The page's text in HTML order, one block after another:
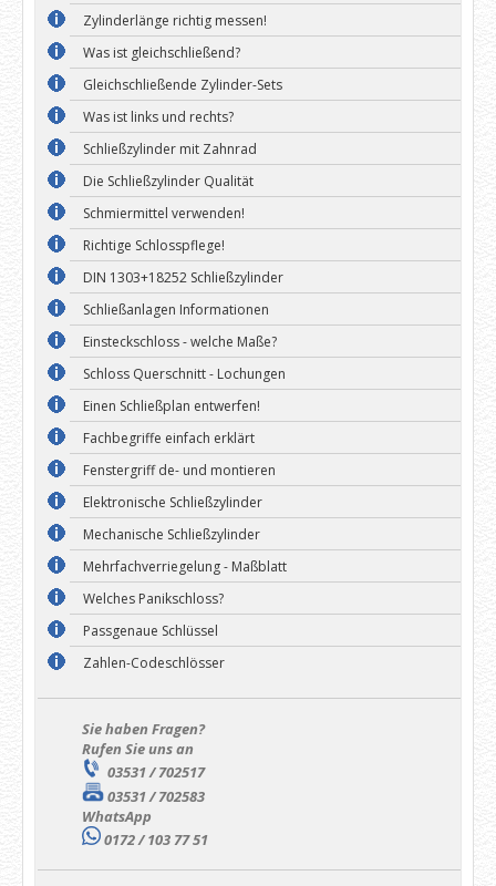
Zylinderlänge richtig messen!
Was ist gleichschließend?
Gleichschließende Zylinder-Sets
Was ist links und rechts?
Schließzylinder mit Zahnrad
Die Schließzylinder Qualität
Schmiermittel verwenden!
Richtige Schlosspflege!
DIN 1303+18252 Schließzylinder
Schließanlagen Informationen
Einsteckschloss - welche Maße?
Schloss Querschnitt - Lochungen
Einen Schließplan entwerfen!
Fachbegriffe einfach erklärt
Fenstergriff de- und montieren
Elektronische Schließzylinder
Mechanische Schließzylinder
Mehrfachverriegelung - Maßblatt
Welches Panikschloss?
Passgenaue Schlüssel
Zahlen-Codeschlösser
Sie haben Fragen?
Rufen Sie uns an
03531 / 702517
03531 / 702583
WhatsApp
0172 / 103 77 51